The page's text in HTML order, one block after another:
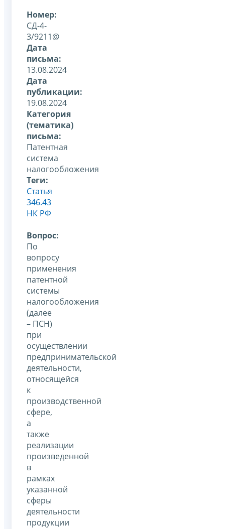
Номер:
СД-4-
3/9211@
Дата
письма:
13.08.2024
Дата
публикации:
19.08.2024
Категория
(тематика)
письма:
Патентная
система
налогообложения
Теги:
Статья
346.43
НК РФ
Вопрос:
По
вопросу
применения
патентной
системы
налогообложения
(далее
– ПСН)
при
осуществлении
предпринимательской
деятельности,
относящейся
к
производственной
сфере,
а
также
реализации
произведенной
в
рамках
указанной
сферы
деятельности
продукции